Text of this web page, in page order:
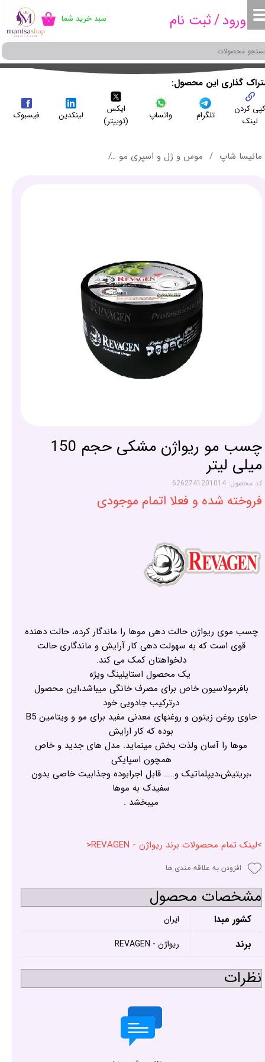
ورود/ثبت نامحساب کاربری من
تغییر گذر واژه
سفارشات
خروج از حساب کاربری
۰ سبد خرید شما
مانیسا شاپ موس و ژل و اسپری مو
چسب مو ریواژن مشکی حجم 150
میلی لیتر
کد محصول: 6262741201014
فروخته شده و فعلا اتمام موجودی
چسب موی ریواژن حالت دهی موها را ماندگار کرده، حالت دهنده
قوی است که به سهولت دهی کار آرایش و ماندگاری حالت
دلخواهتان کمک می کند.
یک محصول استایلینگ ویژه
بافرمولاسیون خاص برای مصرف خانگی میباشد،این محصول
درترکیب جادویی خود
حاوی روغن زیتون و روغنهای معدنی مفید برای مو و ویتامین B5
بوده که کار ارایش
موها را آسان ولذت بخش مینماید. مدل های جدید و خاص
همچون اسپایکی
،بریتیش،دیپلماتیک و…… قابل اجرابوده وجذابیت خاصی بدون
سفیدک به موها
میبخشد .
>لینک تمام محصولات برند ریواژن - REVAGEN<
افزودن به علاقه مندی ها
مشخصات محصول
کشور مبدا ایران
برند ریواژن - REVAGEN
نظرات
کردن
لینک
تلگرام واتساپ
ایکس
(توییتر)
لینکدین فیسبوک
گذاری این محصول